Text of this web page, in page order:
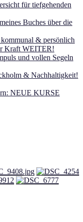
für tiefgehenden
Buches über die
& persönlich
Kraft WEITER!
und vollen Segeln
& Nachhaltigkeit!
NEUE KURSE